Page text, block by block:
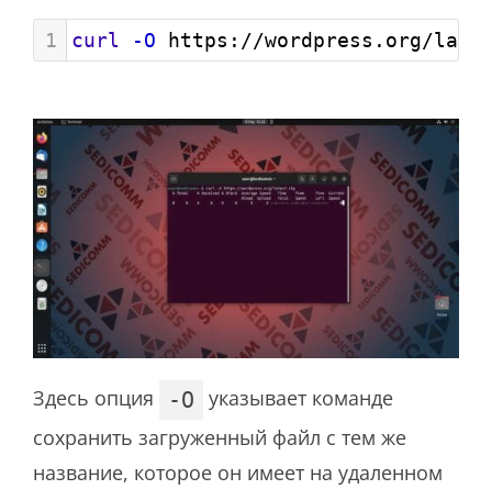
1 curl -O https://wordpress.org/
Здесь опция -O указывает команде
сохранить загруженный файл с тем же
название, которое он имеет на удаленном